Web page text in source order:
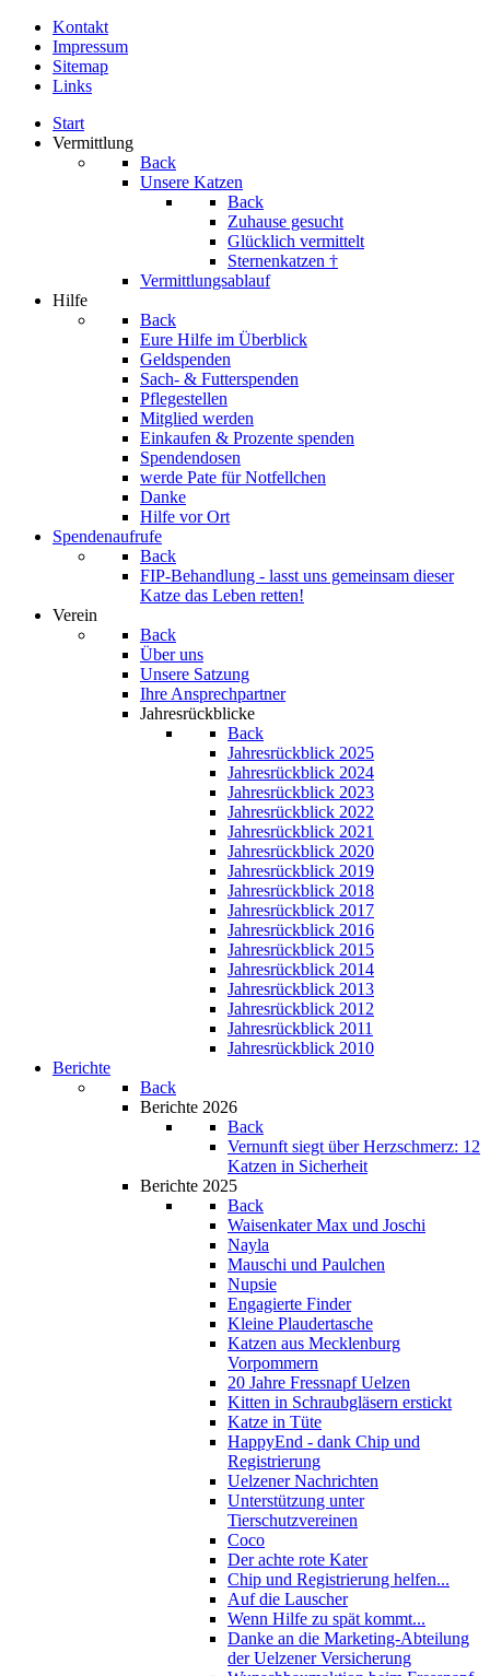
Kontakt
Impressum
Sitemap
Links
Start
Vermittlung
Back
Unsere Katzen
Back
Zuhause gesucht
Glücklich vermittelt
Sternenkatzen †
Vermittlungsablauf
Hilfe
Back
Eure Hilfe im Überblick
Geldspenden
Sach- & Futterspenden
Pflegestellen
Mitglied werden
Einkaufen & Prozente spenden
Spendendosen
werde Pate für Notfellchen
Danke
Hilfe vor Ort
Spendenaufrufe
Back
FIP-Behandlung - lasst uns gemeinsam dieser
Katze das Leben retten!
Verein
Back
Über uns
Unsere Satzung
Ihre Ansprechpartner
Jahresrückblicke
Back
Jahresrückblick 2025
Jahresrückblick 2024
Jahresrückblick 2023
Jahresrückblick 2022
Jahresrückblick 2021
Jahresrückblick 2020
Jahresrückblick 2019
Jahresrückblick 2018
Jahresrückblick 2017
Jahresrückblick 2016
Jahresrückblick 2015
Jahresrückblick 2014
Jahresrückblick 2013
Jahresrückblick 2012
Jahresrückblick 2011
Jahresrückblick 2010
Berichte
Back
Berichte 2026
Back
Vernunft siegt über Herzschmerz: 12
Katzen in Sicherheit
Berichte 2025
Back
Waisenkater Max und Joschi
Nayla
Mauschi und Paulchen
Nupsie
Engagierte Finder
Kleine Plaudertasche
Katzen aus Mecklenburg
Vorpommern
20 Jahre Fressnapf Uelzen
Kitten in Schraubgläsern erstickt
Katze in Tüte
HappyEnd - dank Chip und
Registrierung
Uelzener Nachrichten
Unterstützung unter
Tierschutzvereinen
Coco
Der achte rote Kater
Chip und Registrierung helfen...
Auf die Lauscher
Wenn Hilfe zu spät kommt...
Danke an die Marketing-Abteilung
der Uelzener Versicherung